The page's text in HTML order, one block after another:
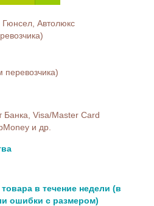
Автолюкс
Банка, Visa/Master Card
и др.
в течение недели (в
ошибки с размером)